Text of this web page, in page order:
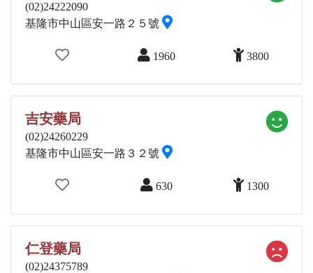
(02)24222090
基隆市中山區安一路２５號
1960 3800
吉安藥局
(02)24260229
基隆市中山區安一路３２號
630 1300
仁登藥局
(02)24375789